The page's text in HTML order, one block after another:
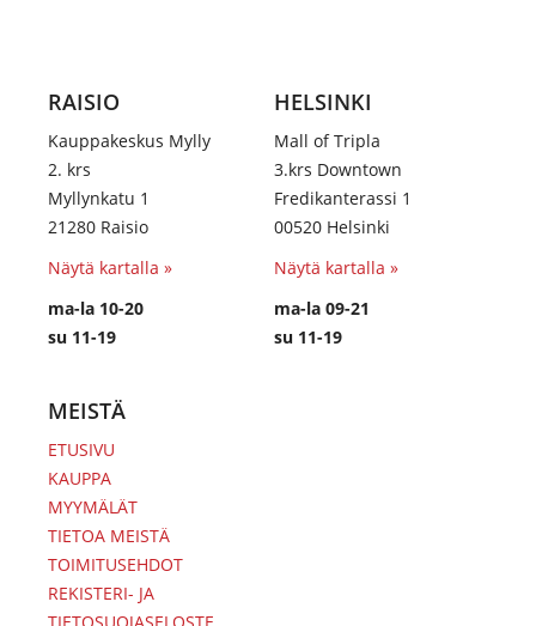
RAISIO
Kauppakeskus Mylly
2. krs
Myllynkatu 1
21280 Raisio
Näytä kartalla »
ma-la 10-20
su 11-19
HELSINKI
Mall of Tripla
3.krs Downtown
Fredikanterassi 1
00520 Helsinki
Näytä kartalla »
ma-la 09-21
su 11-19
MEISTÄ
ETUSIVU
KAUPPA
MYYMÄLÄT
TIETOA MEISTÄ
TOIMITUSEHDOT
REKISTERI- JA